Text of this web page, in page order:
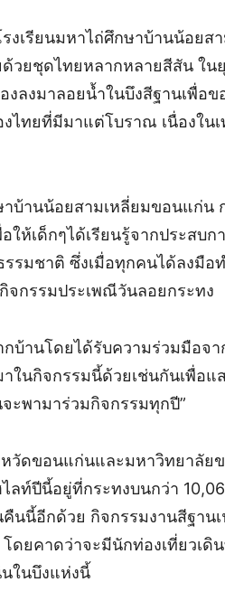
เรียนมหาไถ่ศึกษาบ้านน้อยส
วยชุดไทยหลากหลายสีสัน ใน
ลงมาลอยน้ำในบึงสีฐานเพื่อข
ไทยที่มีมาแต่โบราณ เนื่องใน
บ้านน้อยสามเหลี่ยมขอนแก่น
ห้เด็กๆได้เรียนรู้จากประสบก
รมชาติ ซึ่งเมื่อทุกคนได้ลงมือท
จกรรมประเพณีวันลอยกระทง
บ้านโดยได้รับความร่วมมือจ
ในกิจกรรมนี้ด้วยเช่นกันเพื่อแ
ะพามาร่วมกิจกรรมทุกปี”
หวัดขอนแก่นและมหาวิทยาลัย
ลท์ปีนี้อยู่ที่กระทงบนกว่า
นนี้อีกด้วย กิจกรรมงานสีฐาน
ยคาดว่าจะมีนักท่องเที่ยวเดิ
ในบึงแห่งนี้